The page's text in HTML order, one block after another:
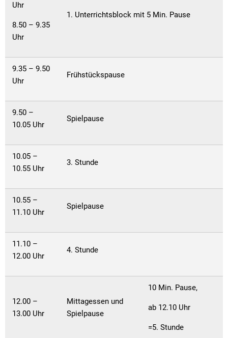
Uhr
8.50 – 9.35
Uhr
1. Unterrichtsblock mit 5 Min. Pause
9.35 – 9.50
Uhr
Frühstückspause
9.50 –
10.05 Uhr
Spielpause
10.05 –
10.55 Uhr
3. Stunde
10.55 –
11.10 Uhr
Spielpause
11.10 –
12.00 Uhr
4. Stunde
12.00 –
13.00 Uhr
Mittagessen und
Spielpause
10 Min. Pause,
ab 12.10 Uhr
=5. Stunde